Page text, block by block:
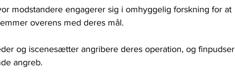
modstandere engagerer sig i omhyggelig forskning for at
overens med deres mål.
og iscenesætter angribere deres operation, og finpudser
angreb.